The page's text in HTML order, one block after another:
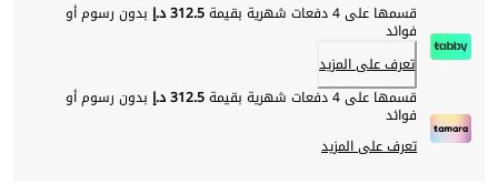
قسمها على 4 دفعات شهرية بقيمة 312.5 د.إ بدون رسوم أو
فوائد
تعرف على المزيد
قسمها على 4 دفعات شهرية بقيمة
312.5 د.إ بدون رسوم أو
فوائد
تعرف على المزيد